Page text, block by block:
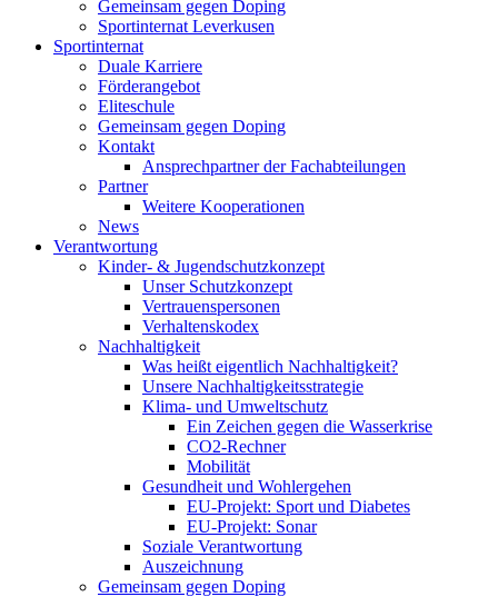
Gemeinsam gegen Doping
Sportinternat Leverkusen
Sportinternat
Duale Karriere
Förderangebot
Eliteschule
Gemeinsam gegen Doping
Kontakt
Ansprechpartner der Fachabteilungen
Partner
Weitere Kooperationen
News
Verantwortung
Kinder- & Jugendschutzkonzept
Unser Schutzkonzept
Vertrauenspersonen
Verhaltenskodex
Nachhaltigkeit
Was heißt eigentlich Nachhaltigkeit?
Unsere Nachhaltigkeitsstrategie
Klima- und Umweltschutz
Ein Zeichen gegen die Wasserkrise
CO2-Rechner
Mobilität
Gesundheit und Wohlergehen
EU-Projekt: Sport und Diabetes
EU-Projekt: Sonar
Soziale Verantwortung
Auszeichnung
Gemeinsam gegen Doping